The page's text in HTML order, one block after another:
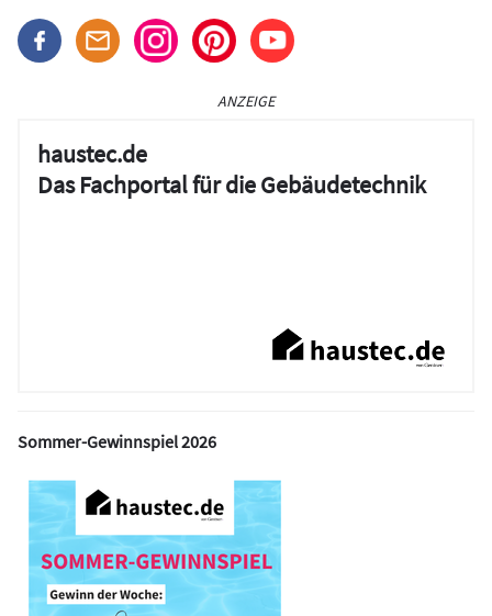
ANZEIGE
haustec.de
Das Fachportal für die Gebäudetechnik
Sommer-Gewinnspiel 2026